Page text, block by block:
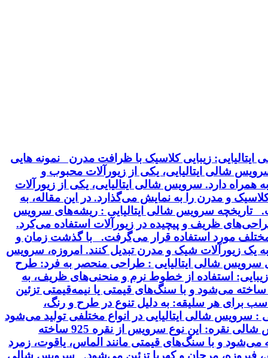
زیبایی کلاسیک با ظرافت مدرن نمونه هایی
شالی ایتالیایی، یکی از زیورآلات محبوب و
دارد. سرویس شالی ایتالیایی، یکی از زیورآلات
و مدرن را به نمایش می‌گذارد. در این مقاله، به
تاریخچه سرویس شالی ایتالیایی : ریشه‌های سرویس
ظریف و پیچیده در زیورآلات استفاده می‌کرد.
مختلف مورد استفاده قرار می‌گرفت. با گذشت زمان و
یک زیورآلات شیک و مدرن تبدیل کنند. امروزه، سرویس
سرویس شالی ایتالیایی : طراحی منحصر به فرد: طرح
استفاده از خطوط نرم و منحنی‌های ظریف، به
می‌شود و با سنگ‌های قیمتی یا نیمه‌قیمتی تزئین
برای هر سلیقه: به دلیل تنوع در طرح و رنگ،
شالی ایتالیایی در انواع مختلفی تولید می‌شود
که از نظر جنس، طرح و سنگ‌های تزئینی با هم تفاوت دارند. برخی از انواع رایج این سرویس عبارتند از: سرویس شالی نقره: این نوع سرویس از نقره 925 ساخته
آبکاری می‌شود. سرویس شالی طلا: این سرویس از طلای 18 یا 24 عیار ساخته می‌شود و با سنگ‌های قیمتی مانند الماس، یاقوت، زمرد
فیروزه، مرجان و کهربا تزئین می‌شود. سرویس شالی